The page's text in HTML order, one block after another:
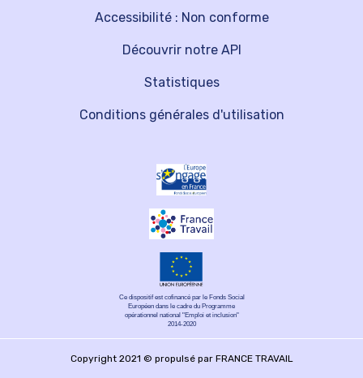
Découvrir notre API
Statistiques
Accessibilité : Non conforme
Conditions générales d'utilisation
Ce dispositif est cofinancé par le Fonds Social
Européen dans le cadre du Programme
opérationnel national "Emploi et inclusion"
2014-2020
Copyright 2021 © propulsé par FRANCE TRAVAIL